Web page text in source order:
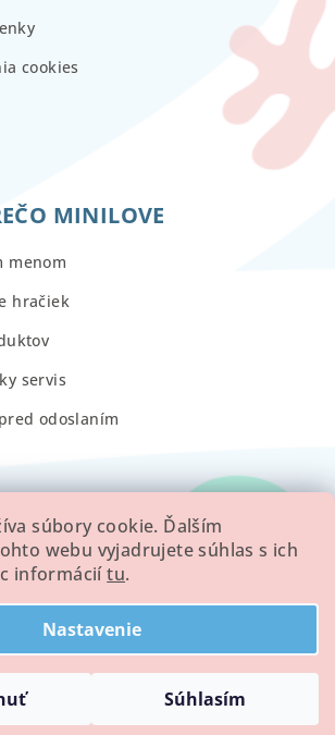
súbory cookie. Ďalším
webu vyjadrujete súhlas s ich
informáciítu.
Nastavenie
Súhlasím
cookies
MINILOVE
menom
hračiek
servis
odoslaním
obchodu
Minilove. Všetky práva vyhradené.
Shoptet